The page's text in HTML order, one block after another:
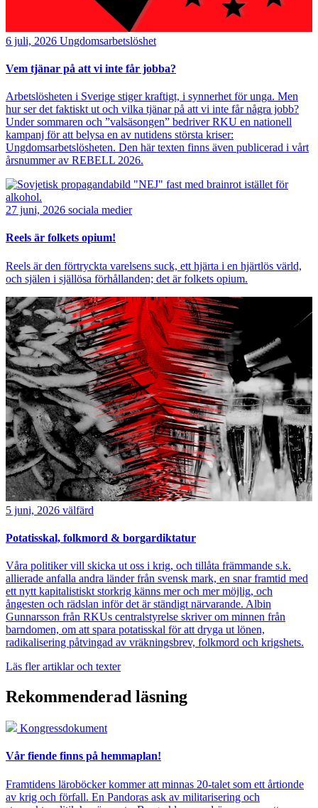
6 juli, 2026 Ungdomsarbetslöshet
Vem tjänar på att vi inte får jobba?
Arbetslösheten i Sverige stiger kraftigt, i synnerhet för unga. Men
hur ser det faktiskt ut och vilka tjänar på att vi inte får några jobb?
Under sommaren och ”valsäsongen” bedriver RKU en nationell
kampanj för att belysa en av nutidens största kriser:
Ungdomsarbetslösheten. Den här texten finns även publicerad i vårt
årsnummer av REBELL 2026.
Bild
27 juni, 2026 sociala medier
Reels är folkets opium!
Reels är den förtryckta varelsens suck, ett hjärta i en hjärtlös värld,
och själen i själlösa förhållanden; det är folkets opium.
Bild
5 juni, 2026 välfärd
Potatisskal, folkmord & borgardiktatur
Våra politiker vill skicka ut oss i krig, och tillåta främmande s.k.
allierade anfalla andra länder från svensk mark, en snar framtid med
ett nytt kapitalistiskt storkrig känns mer och mer möjlig, och
ångesten och rädslan inför det är ständigt närvarande. Albin
Gunnarsson från RKUs centralstyrelse skriver om minnen från
barndomen, om att spara potatisskal för att dryga ut lönen,
radikalisering påtvingad av vräkningsbrev, folkmord och krigshets.
Läs fler artiklar och texter
Rekommenderad läsning
Kongressdokument
Vår fiende finns på hemmaplan!
Framtidens läroböcker kommer att minnas 20-talet som ett årtionde
av krig och förfall. En Pandoras ask av militarisering och